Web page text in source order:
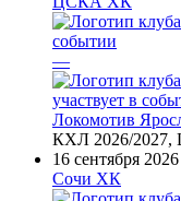
—
Локомотив
КХЛ 2026/
16 сентября 2026
Сочи ХК